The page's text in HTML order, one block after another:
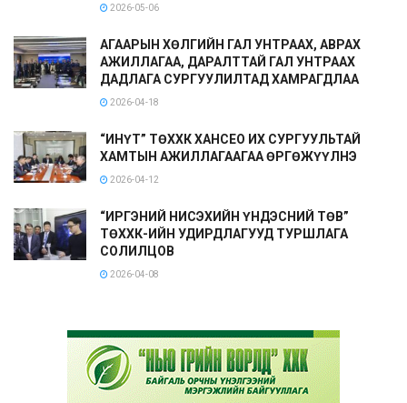
2026-05-06
АГААРЫН ХӨЛГИЙН ГАЛ УНТРААХ, АВРАХ
АЖИЛЛАГАА, ДАРАЛТТАЙ ГАЛ УНТРААХ
ДАДЛАГА СУРГУУЛИЛТАД ХАМРАГДЛАА
2026-04-18
“ИНҮТ” ТӨХХК ХАНСЕО ИХ СУРГУУЛЬТАЙ
ХАМТЫН АЖИЛЛАГААГАА ӨРГӨЖҮҮЛНЭ
2026-04-12
“ИРГЭНИЙ НИСЭХИЙН ҮНДЭСНИЙ ТӨВ”
ТӨХХК-ИЙН УДИРДЛАГУУД ТУРШЛАГА
СОЛИЛЦОВ
2026-04-08